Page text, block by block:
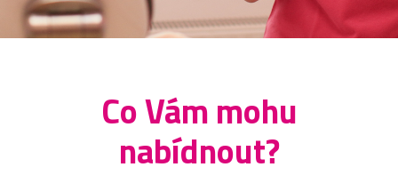
Co Vám mohu
nabídnout?